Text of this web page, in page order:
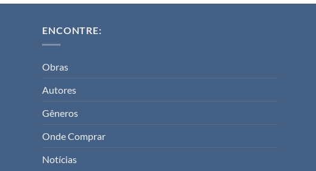
ENCONTRE:
Obras
Autores
Gêneros
Onde Comprar
Notícias